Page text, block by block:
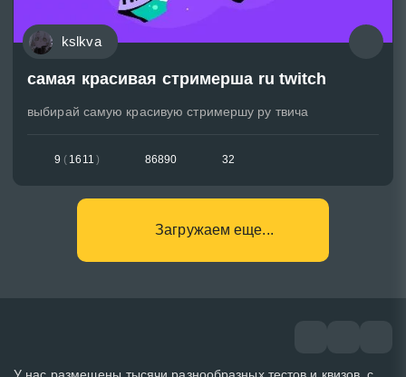
kslkva
самая красивая стримерша ru twitch
выбирай самую красивую стримершу ру твича
9 ( 1611 ) 86890 32
Загружаем еще...
У нас размещены тысячи разнообразных тестов и квизов, с